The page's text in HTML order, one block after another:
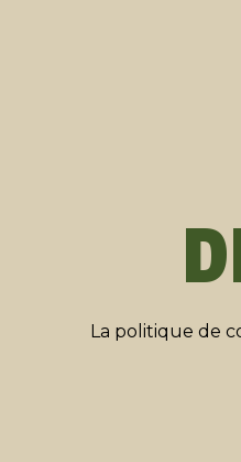
La politique de